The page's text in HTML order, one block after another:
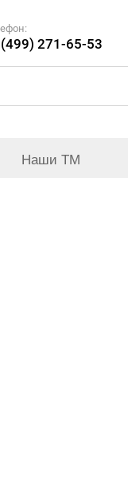
271-65-53
Наши ТМ